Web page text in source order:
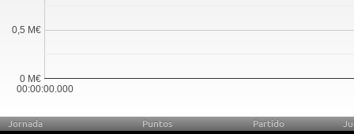
00:00:00.000
0 M€
0,5 M€
Jornada Puntos Partido